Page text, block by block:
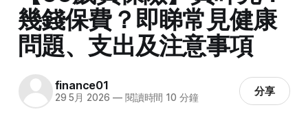
幾錢保費？即睇常見健康
問題、支出及注意事項
finance01
29 5月 2026 —閱讀時間 10 分鐘 分享